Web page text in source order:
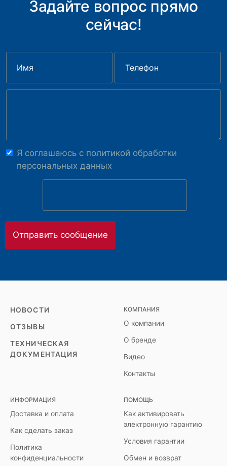
Задайте вопрос прямо
сейчас!
Я соглашаюсь с политикой обработки
персональных данных
НОВОСТИ
ОТЗЫВЫ
ТЕХНИЧЕСКАЯ
ДОКУМЕНТАЦИЯ
КОМПАНИЯ
О компании
О бренде
Видео
Контакты
ИНФОРМАЦИЯ
Доставка и оплата
Как сделать заказ
Политика
конфиденциальности
ПОМОЩЬ
Как активировать
электронную гарантию
Условия гарантии
Обмен и возврат